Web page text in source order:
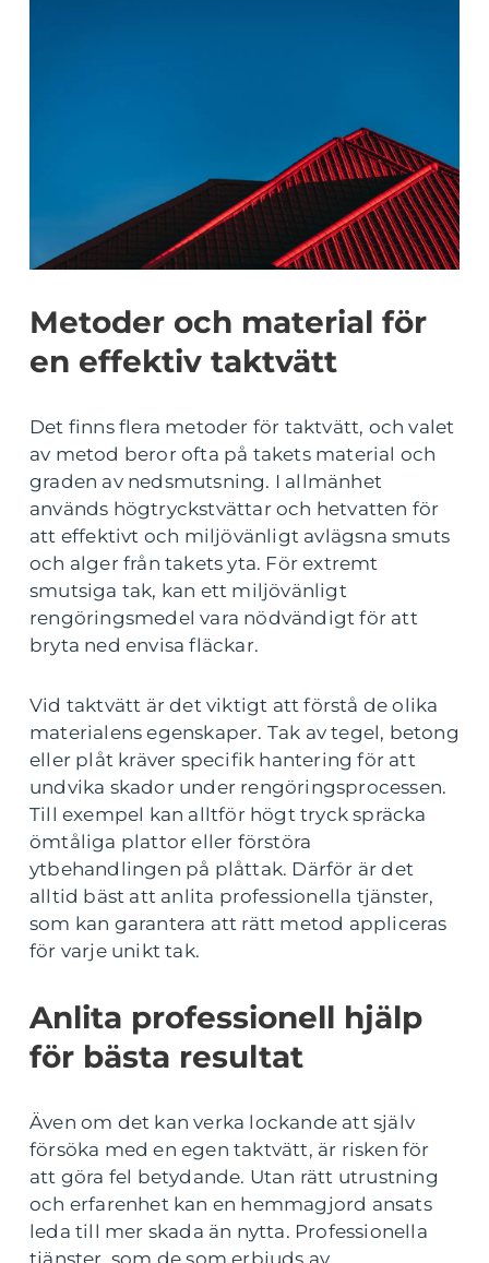
Metoder och material för
en effektiv taktvätt
Det finns flera metoder för taktvätt, och valet
av metod beror ofta på takets material och
graden av nedsmutsning. I allmänhet
används högtryckstvättar och hetvatten för
att effektivt och miljövänligt avlägsna smuts
och alger från takets yta. För extremt
smutsiga tak, kan ett miljövänligt
rengöringsmedel vara nödvändigt för att
bryta ned envisa fläckar.
Vid taktvätt är det viktigt att förstå de olika
materialens egenskaper. Tak av tegel, betong
eller plåt kräver specifik hantering för att
undvika skador under rengöringsprocessen.
Till exempel kan alltför högt tryck spräcka
ömtåliga plattor eller förstöra
ytbehandlingen på plåttak. Därför är det
alltid bäst att anlita professionella tjänster,
som kan garantera att rätt metod appliceras
för varje unikt tak.
Anlita professionell hjälp
för bästa resultat
Även om det kan verka lockande att själv
försöka med en egen taktvätt, är risken för
att göra fel betydande. Utan rätt utrustning
och erfarenhet kan en hemmagjord ansats
leda till mer skada än nytta. Professionella